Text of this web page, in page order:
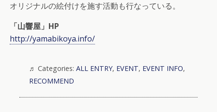
オリジナルの絵付けを施す活動も行なっている。
「山響屋」HP
http://yamabikoya.info/
Categories: ALL ENTRY, EVENT, EVENT INFO,
RECOMMEND